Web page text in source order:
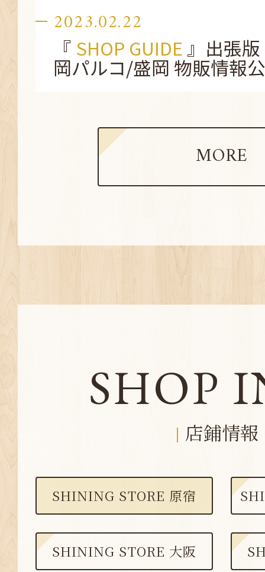
2023.02.22
『 SHOP GUIDE 』出張
岡パルコ/盛岡 物販情報
MORE
SHOP
店鋪情報
SHINING STORE 原宿
SHINING STORE 大阪